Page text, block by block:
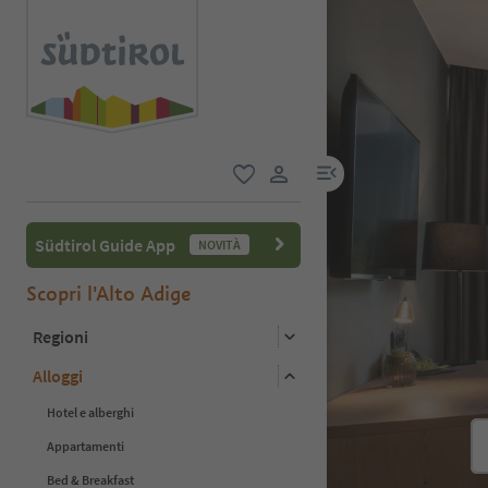
user link
menu link
Südtirol Guide App NOVITÀ
Scopri l'Alto Adige
Regioni
Alloggi
Hotel e alberghi
Appartamenti
Bed & Breakfast